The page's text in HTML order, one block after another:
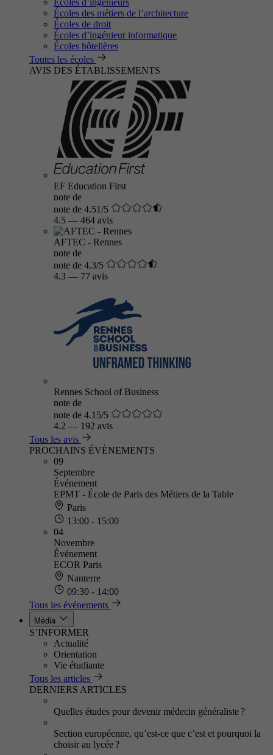
Écoles d’ingénieurs
Écoles des métiers de l’architecture
Écoles de droit
Écoles d’ingénieur informatique
Écoles hôtelières
Toutes les écoles
AVIS DES ÉTABLISSEMENTS
EF Education First
note de
note de 4.51/5
4.5 — 464 avis
AFTEC - Rennes
note de
note de 4.3/5
4.3 — 77 avis
Rennes School of Business
note de
note de 4.15/5
4.2 — 192 avis
Tous les avis
PROCHAINS ÉVÈNEMENTS
09
Septembre
Événement
EPMT - École de Paris des Métiers de la Table
Paris
13:00 - 15:00
04
Novembre
Événement
ECOR Paris
Nanterre
09:30 - 14:00
Tous les événements
Média
S’INFORMER
Actualité
Orientation
Vie étudiante
Tous les articles
DERNIERS ARTICLES
Quelles études pour devenir médecin généraliste ?
Section européenne, qu’est-ce que c’est et pourquoi la
choisir au lycée ?